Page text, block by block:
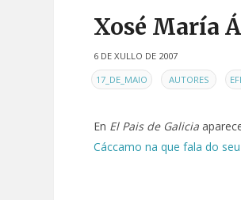
Xosé María
6 DE XULLO DE 2007
EN17_DE_MAIO AUTORES
En El Pais de Galicia
Cáccamo na que fala do